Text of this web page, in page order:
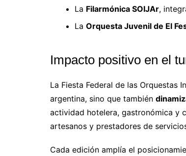
La Filarmónica SOIJAr,
La Orquesta Juvenil de El
Impacto positivo en el
La Fiesta Federal de las Orquestas
argentina, sino que también
actividad hotelera, gastronómica y
artesanos y prestadores de
Cada edición amplía el